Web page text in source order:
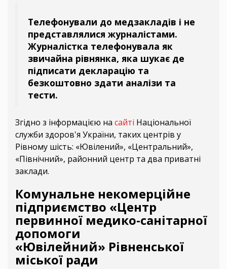
Телефонували до медзакладів і не
представлялися журналістами.
Журналістка телефонувала як
звичайна рівнянка, яка шукає де
підписати декларацію та
безкоштовно здати аналізи та
тести.
Згідно з інформацією на сайті Національної
служби здоров'я України, таких центрів у
Рівному шість: «Ювілений», «Центральний»,
«Північний», районний центр та два приватні
заклади.
Комунальне некомерційне
підприємство «Центр
первинної медико-санітарної
допомоги
«Ювілейний» Рівненської
міської ради